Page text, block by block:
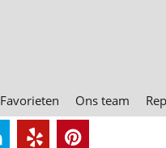
Favorieten Ons team